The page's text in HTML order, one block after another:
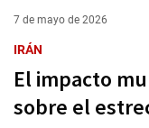
7 de mayo de 2026
IRÁN
El impacto
sobre el